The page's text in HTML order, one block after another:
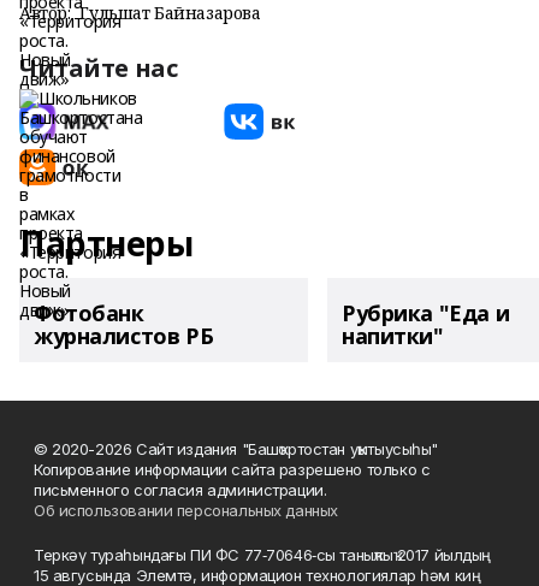
Автор: Гульшат Байназарова
Читайте нас
Партнеры
Фотобанк
журналистов РБ
Рубрика "Еда и
напитки"
© 2020-2026 Сайт издания "Башҡортостан уҡытыусыһы"
Копирование информации сайта разрешено только с
письменного согласия администрации.
Об использовании персональных данных
Теркәү тураһындағы ПИ ФС 77‑70646‑сы таныҡлыҡ 2017 йылдың
15 авгусында Элемтә, информацион технологиялар һәм киң